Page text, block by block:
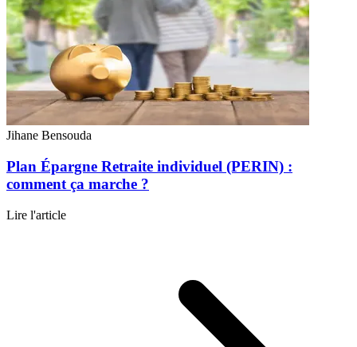
Jihane Bensouda
Plan Épargne Retraite individuel (PERIN) :
comment ça marche ?
Lire l'article